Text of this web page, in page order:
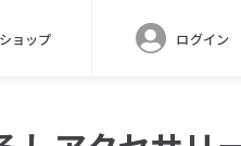
ショップ ログイン